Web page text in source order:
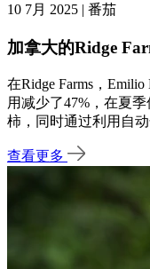
10 7月 2025 | 番茄
加拿大的Ridge
在Ridge Farms，
用减少了47%，在夏
柿，同时通过利用自
查看更多